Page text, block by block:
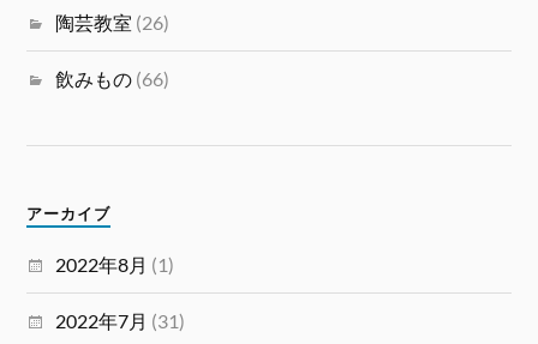
陶芸教室 (26)
飲みもの (66)
アーカイブ
2022年8月 (1)
2022年7月 (31)